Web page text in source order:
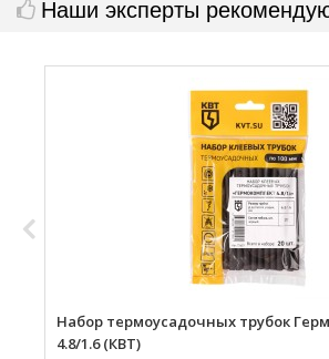
Наши эксперты
Набор термоусадочных трубок
4.8/1.6 (КВТ)